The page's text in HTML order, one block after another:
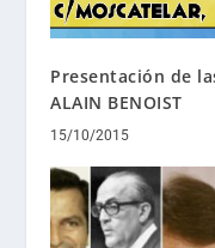
Presentación de
ALAIN BENOIST
15/10/2015